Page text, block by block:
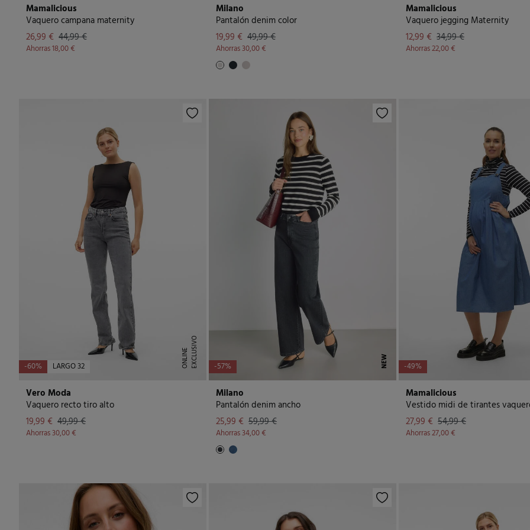
Mamalicious
Vaquero campana maternity
26,99 € 44,99 €
Ahorras18,00 €
Milano
Pantalón denim color
19,99 € 49,99 €
Ahorras30,00 €
Mamalicious
Vaquero jegging Maternity
12,99 € 34,99 €
Ahorras22,00 €
-60% LARGO 32 E
X
C
L
U
S I
V
O
O
N
L
I
N
E
Vero Moda
Vaquero recto tiro alto
19,99 € 49,99 €
Ahorras30,00 €
-57% NEW
Milano
Pantalón denim ancho
25,99 € 59,99 €
Ahorras34,00 €
-49%
Mamalicious
27,99 € 54,99 €
Ahorras27,00 €